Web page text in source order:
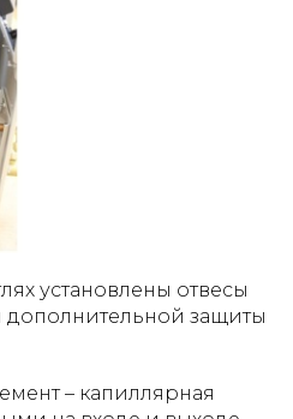
установлены отвесы
защиты
– капиллярная